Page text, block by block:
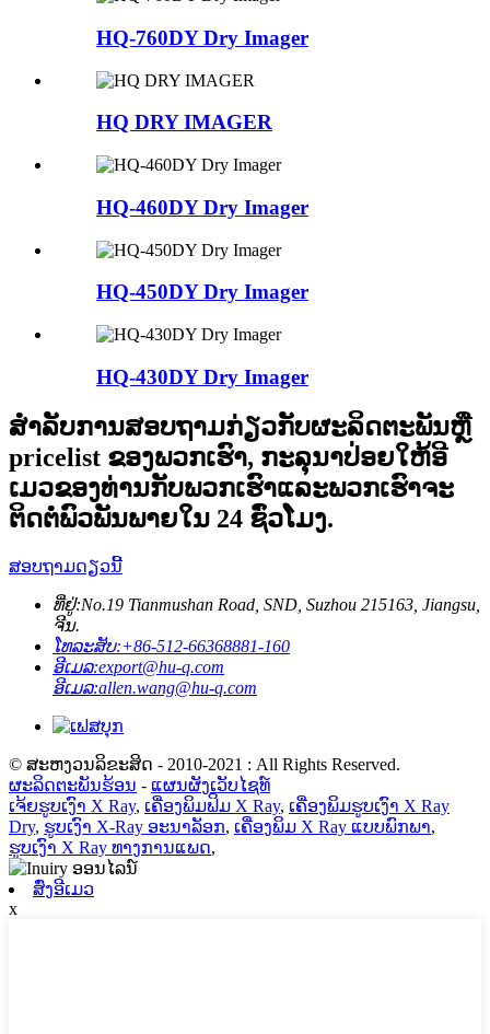
HQ-760DY Dry ​​Imager
HQ DRY IMAGER
HQ-460DY Dry ​​Imager
HQ-450DY Dry ​​Imager
HQ-430DY Dry ​​Imager
ສໍາ​ລັບ​ການ​ສອບ​ຖາມ​ກ່ຽວ​ກັບ​ຜະ​ລິດ​ຕະ​ພັນ​ຫຼື
pricelist ຂອງ​ພວກ​ເຮົາ​, ກະ​ລຸ​ນາ​ປ່ອຍ​ໃຫ້​ອີ​
ເມວ​ຂອງ​ທ່ານ​ກັບ​ພວກ​ເຮົາ​ແລະ​ພວກ​ເຮົາ​ຈະ​
ຕິດ​ຕໍ່​ພົວ​ພັນ​ພາຍ​ໃນ 24 ຊົ່ວ​ໂມງ​.
ສອບຖາມດຽວນີ້
ທີ່ຢູ່:No.19 Tianmushan Road, SND, Suzhou 215163, Jiangsu,
ຈີນ.
ໂທລະສັບ:+86-512-66368881-160
ອີເມລ:export@hu-q.com
ອີເມລ:allen.wang@hu-q.com
© ສະຫງວນລິຂະສິດ - 2010-2021 : All Rights Reserved.
ຜະລິດຕະພັນຮ້ອນ - ແຜນຜັງເວັບໄຊທ໌
ເຈ້ຍຮູບເງົາ X Ray, ເຄື່ອງພິມຟິມ X Ray, ເຄື່ອງພິມຮູບເງົາ X Ray
Dry, ຮູບເງົາ X-Ray ອະນາລັອກ, ເຄື່ອງພິມ X Ray ແບບພົກພາ,
ຮູບເງົາ X Ray ທາງການແພດ,
ສົ່ງອີເມວ
x